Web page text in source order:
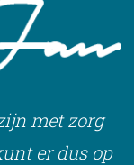
met zorg
er dus op